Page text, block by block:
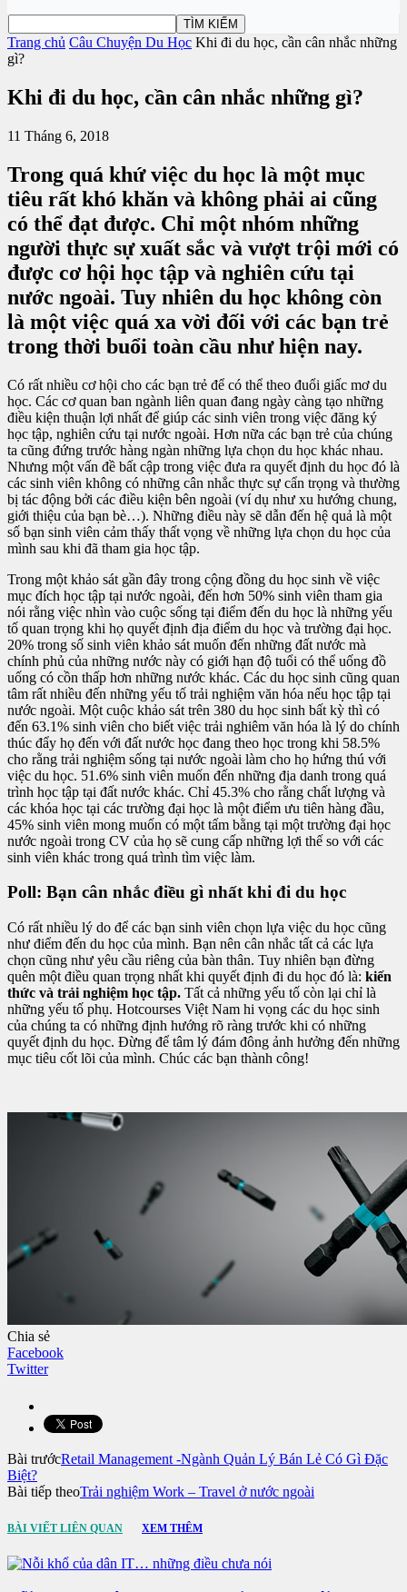
Trang chủ Câu Chuyện Du Học Khi đi du học, cần cân nhắc những
gì?
Khi đi du học, cần cân nhắc những gì?
11 Tháng 6, 2018
Trong quá khứ việc du học là một mục
tiêu rất khó khăn và không phải ai cũng
có thể đạt được. Chỉ một nhóm những
người thực sự xuất sắc và vượt trội mới có
được cơ hội học tập và nghiên cứu tại
nước ngoài. Tuy nhiên du học không còn
là một việc quá xa vời đối với các bạn trẻ
trong thời buổi toàn cầu như hiện nay.
Có rất nhiều cơ hội cho các bạn trẻ để có thể theo đuổi giấc mơ du
học. Các cơ quan ban ngành liên quan đang ngày càng tạo những
điều kiện thuận lợi nhất để giúp các sinh viên trong việc đăng ký
học tập, nghiên cứu tại nước ngoài. Hơn nữa các bạn trẻ của chúng
ta cũng đứng trước hàng ngàn những lựa chọn du học khác nhau.
Nhưng một vấn đề bất cập trong việc đưa ra quyết định du học đó là
các sinh viên không có những cân nhắc thực sự cẩn trọng và thường
bị tác động bởi các điều kiện bên ngoài (ví dụ như xu hướng chung,
giới thiệu của bạn bè…). Những điều này sẽ dẫn đến hệ quả là một
số bạn sinh viên cảm thấy thất vọng về những lựa chọn du học của
mình sau khi đã tham gia học tập.
Trong một khảo sát gần đây trong cộng đồng du học sinh về việc
mục đích học tập tại nước ngoài, đến hơn 50% sinh viên tham gia
nói rằng việc nhìn vào cuộc sống tại điểm đến du học là những yếu
tố quan trọng khi họ quyết định địa điểm du học và trường đại học.
20% trong số sinh viên khảo sát muốn đến những đất nước mà
chính phủ của những nước này có giới hạn độ tuổi có thể uống đồ
uống có cồn thấp hơn những nước khác. Các du học sinh cũng quan
tâm rất nhiều đến những yếu tố trải nghiệm văn hóa nếu học tập tại
nước ngoài. Một cuộc khảo sát trên 380 du học sinh bất kỳ thì có
đến 63.1% sinh viên cho biết việc trải nghiêm văn hóa là lý do chính
thúc đẩy họ đến với đất nước học đang theo học trong khi 58.5%
cho rằng trải nghiệm sống tại nước ngoài làm cho họ hứng thú với
việc du học. 51.6% sinh viên muốn đến những địa danh trong quá
trình học tập tại đất nước khác. Chỉ 45.3% cho rằng chất lượng và
các khóa học tại các trường đại học là một điểm ưu tiên hàng đầu,
45% sinh viên mong muốn có một tấm bằng tại một trường đại học
nước ngoài trong CV của họ sẽ cung cấp những lợi thế so với các
sinh viên khác trong quá trình tìm việc làm.
Poll: Bạn cân nhắc điều gì nhất khi đi du học
Có rất nhiều lý do để các bạn sinh viên chọn lựa việc du học cũng
như điểm đến du học của mình. Bạn nên cân nhắc tất cả các lựa
chọn cũng như yêu cầu riêng của bàn thân. Tuy nhiên bạn đừng
quên một điều quan trọng nhất khi quyết định đi du học đó là: kiến
thức và trải nghiệm học tập. Tất cả những yếu tố còn lại chỉ là
những yếu tố phụ. Hotcourses Việt Nam hi vọng các du học sinh
của chúng ta có những định hướng rõ ràng trước khi có những
quyết định du học. Đừng để tâm lý đám đông ảnh hưởng đến những
mục tiêu cốt lõi của mình. Chúc các bạn thành công!
Chia sẻ
Facebook
Twitter
Bài trướcRetail Management -Ngành Quản Lý Bán Lẻ Có Gì Đặc
Biệt?
Bài tiếp theoTrải nghiệm Work – Travel ở nước ngoài
BÀI VIẾT LIÊN QUAN XEM THÊM